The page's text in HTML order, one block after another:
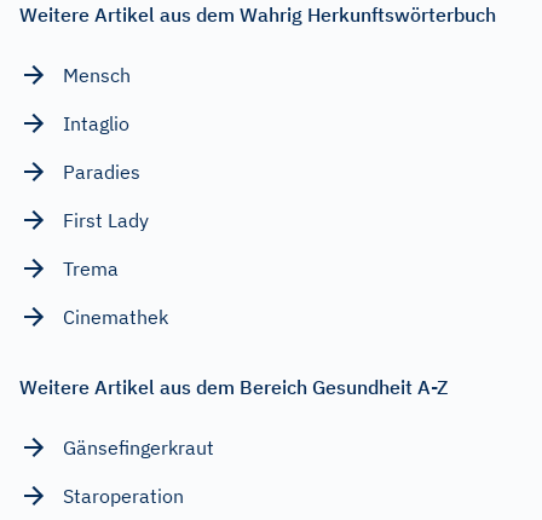
Weitere Artikel aus dem Wahrig Herkunftswörterbuch
Mensch
Intaglio
Paradies
First Lady
Trema
Cinemathek
Weitere Artikel aus dem Bereich Gesundheit A-Z
Gänsefingerkraut
Staroperation